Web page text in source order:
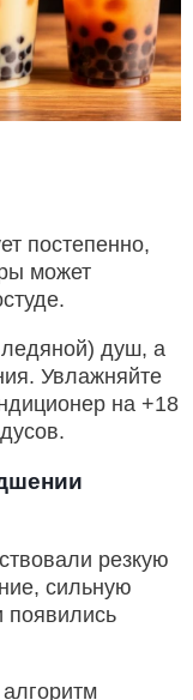
постепенно,
может
душ, а
Увлажняйте
на +18
резкую
сильную
появились